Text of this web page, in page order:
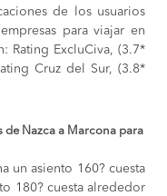
de los usuarios
para viajar en
Rating ExcluCiva, (3.7*
Cruz del Sur, (3.8*
de Nazca a Marcona para
un asiento 160? cuesta
180? cuesta alrededor